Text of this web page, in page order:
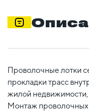
Проволочные лотки
прокладки трасс
жилой
Монтаж проволочных